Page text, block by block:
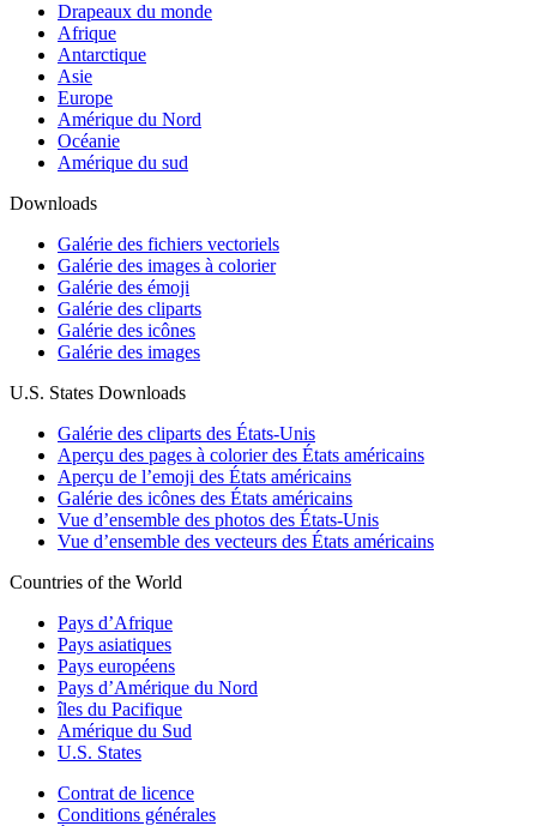
Drapeaux du monde
Afrique
Antarctique
Asie
Europe
Amérique du Nord
Océanie
Amérique du sud
Downloads
Galérie des fichiers vectoriels
Galérie des images à colorier
Galérie des émoji
Galérie des cliparts
Galérie des icônes
Galérie des images
U.S. States Downloads
Galérie des cliparts des États-Unis
Aperçu des pages à colorier des États américains
Aperçu de l’emoji des États américains
Galérie des icônes des États américains
Vue d’ensemble des photos des États-Unis
Vue d’ensemble des vecteurs des États américains
Countries of the World
Pays d’Afrique
Pays asiatiques
Pays européens
Pays d’Amérique du Nord
îles du Pacifique
Amérique du Sud
U.S. States
Contrat de licence
Conditions générales